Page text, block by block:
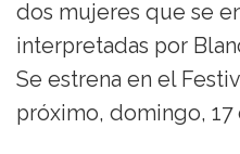
dos mujeres que se
interpretadas por
Se estrena en el
próximo, domingo, 17